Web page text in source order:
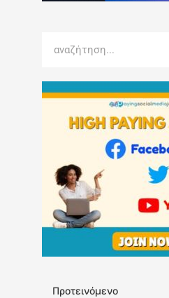
Προτεινόμενο